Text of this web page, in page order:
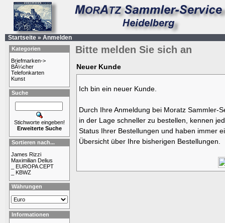
Startseite » Anmelden
Kategorien
Briefmarken->
BÃ¼cher
Telefonkarten
Kunst
Suche
Stichworte eingeben!
Erweiterte Suche
Sortieren nach...
James Rizzi
Maximilian Delius
_ EUROPA CEPT
_ KBWZ
Währungen
Informationen
Bitte melden Sie sich an
Neuer Kunde
Ich bin ein neuer Kunde.
Durch Ihre Anmeldung bei Moratz Sammler-
in der Lage schneller zu bestellen, kennen
Status Ihrer Bestellungen und haben immer
Übersicht über Ihre bisherigen Bestellungen.